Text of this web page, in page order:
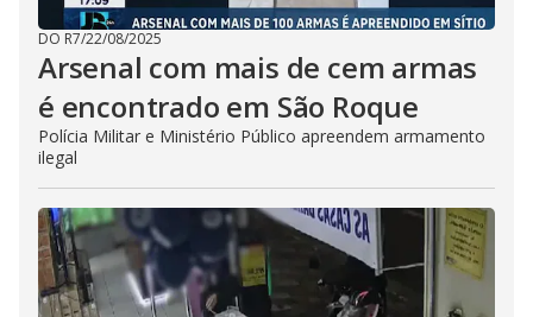
DO R7/22/08/2025
Arsenal com mais de cem armas
é encontrado em São Roque
Polícia Militar e Ministério Público apreendem armamento
ilegal